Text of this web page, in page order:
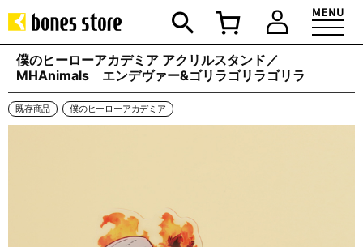
僕のヒーローアカデミア アクリルスタンド／
MHAnimals エンデヴァー&ゴリラゴリラゴリラ
既存商品 僕のヒーローアカデミア